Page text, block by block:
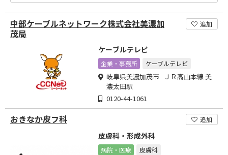
中部ケーブルネットワーク株式会社美濃加
茂局
追加
ケーブルテレビ
企業・事務所 ケーブルテレビ
岐阜県美濃加茂市 ＪＲ高山本線 美
濃太田駅
0120-44-1061
おきなか皮フ科 追加
皮膚科・形成外科
病院・医療 皮膚科